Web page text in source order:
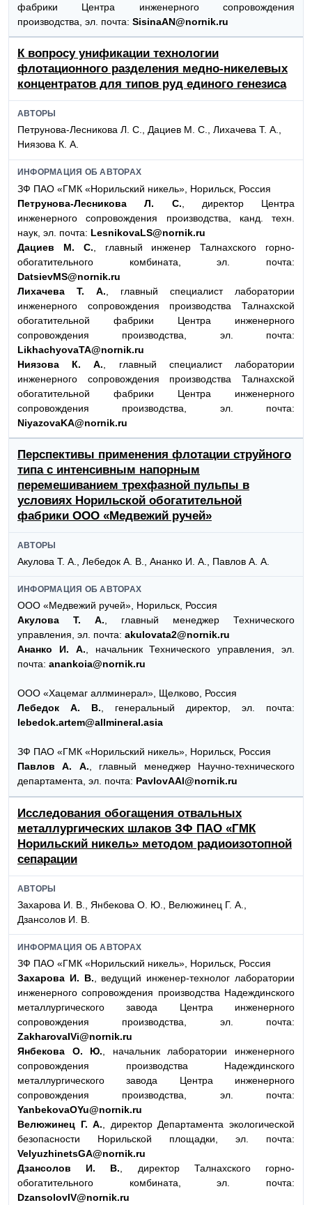
фабрики Центра инженерного сопровождения
производства, эл. почта: SisinaAN@nornik.ru
К вопросу унификации технологии
флотационного разделения медно-никелевых
концентратов для типов руд единого генезиса
АВТОРЫ
Петрунова-Лесникова Л. С., Дациев М. С., Лихачева Т. А.,
Ниязова К. А.
ИНФОРМАЦИЯ ОБ АВТОРАХ
ЗФ ПАО «ГМК «Норильский никель», Норильск, Россия
Петрунова-Лесникова Л. С. , директор Центра
инженерного сопровождения производства, канд. техн.
наук, эл. почта: LesnikovaLS@nornik.ru
Дациев М. С. , главный инженер Талнахского горно-
обогатительного комбината, эл. почта:
DatsievMS@nornik.ru
Лихачева Т. А. , главный специалист лаборатории
инженерного сопровождения производства Талнахской
обогатительной фабрики Центра инженерного
сопровождения производства, эл. почта:
LikhachyovaTA@nornik.ru
Ниязова К. А. , главный специалист лаборатории
инженерного сопровождения производства Талнахской
обогатительной фабрики Центра инженерного
сопровождения производства, эл. почта:
NiyazovaKA@nornik.ru
Перспективы применения флотации струйного
типа с интенсивным напорным
перемешиванием трехфазной пульпы в
условиях Норильской обогатительной
фабрики ООО «Медвежий ручей»
АВТОРЫ
Акулова Т. А., Лебедок А. В., Ананко И. А., Павлов А. А.
ИНФОРМАЦИЯ ОБ АВТОРАХ
ООО «Медвежий ручей», Норильск, Россия
Акулова Т. А., главный менеджер Технического
управления, эл. почта: akulovata2@nornik.ru
Ананко И. А., начальник Технического управления, эл.
почта: anankoia@nornik.ru
ООО «Хацемаг аллминерал», Щелково, Россия
Лебедок А. В., генеральный директор, эл. почта:
lebedok.artem@allmineral.asia
ЗФ ПАО «ГМК «Норильский никель», Норильск, Россия
Павлов А. А., главный менеджер Научно-технического
департамента, эл. почта: PavlovAAl@nornik.ru
Исследования обогащения отвальных
металлургических шлаков ЗФ ПАО «ГМК
Норильский никель» методом радиоизотопной
сепарации
АВТОРЫ
Захарова И. В., Янбекова О. Ю., Велюжинец Г. А.,
Дзансолов И. В.
ИНФОРМАЦИЯ ОБ АВТОРАХ
ЗФ ПАО «ГМК «Норильский никель», Норильск, Россия
Захарова И. В. , ведущий инженер-технолог лаборатории
инженерного сопровождения производства Надеждинского
металлургического завода Центра инженерного
сопровождения производства, эл. почта:
ZakharovaIVi@nornik.ru
Янбекова О. Ю. , начальник лаборатории инженерного
сопровождения производства Надеждинского
металлургического завода Центра инженерного
сопровождения производства, эл. почта:
YanbekovaOYu@nornik.ru
Велюжинец Г. А. , директор Департамента экологической
безопасности Норильской площадки, эл. почта:
VelyuzhinetsGA@nornik.ru
Дзансолов И. В. , директор Талнахского горно-
обогатительного комбината, эл. почта:
DzansolovIV@nornik.ru